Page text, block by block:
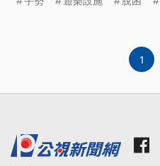
發討論。
1